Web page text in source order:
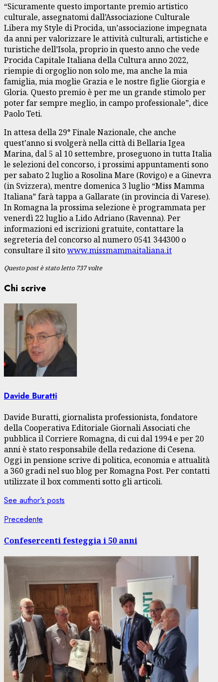
“Sicuramente questo importante premio artistico
culturale, assegnatomi dall’Associazione Culturale
Libera my Style di Procida, un’associazione impegnata
da anni per valorizzare le attività culturali, artistiche e
turistiche dell’Isola, proprio in questo anno che vede
Procida Capitale Italiana della Cultura anno 2022,
riempie di orgoglio non solo me, ma anche la mia
famiglia, mia moglie Grazia e le nostre figlie Giorgia e
Gloria. Questo premio è per me un grande stimolo per
poter far sempre meglio, in campo professionale”, dice
Paolo Teti.
In attesa della 29° Finale Nazionale, che anche
quest’anno si svolgerà nella città di Bellaria Igea
Marina, dal 5 al 10 settembre, proseguono in tutta Italia
le selezioni del concorso, i prossimi appuntamenti sono
per sabato 2 luglio a Rosolina Mare (Rovigo) e a Ginevra
(in Svizzera), mentre domenica 3 luglio “Miss Mamma
Italiana” farà tappa a Gallarate (in provincia di Varese).
In Romagna la prossima selezione è programmata per
venerdì 22 luglio a Lido Adriano (Ravenna). Per
informazioni ed iscrizioni gratuite, contattare la
segreteria del concorso al numero 0541 344300 o
consultare il sitowww.missmammaitaliana.it
Questo post è stato letto 737 volte
Chi scrive
Davide Buratti
Davide Buratti, giornalista professionista, fondatore
della Cooperativa Editoriale Giornali Associati che
pubblica il Corriere Romagna, di cui dal 1994 e per 20
anni è stato responsabile della redazione di Cesena.
Oggi in pensione scrive di politica, economia e attualità
a 360 gradi nel suo blog per Romagna Post. Per contatti
utilizzate il box commenti sotto gli articoli.
See author's posts
Navigazione
articolo
Precedente
Confesercenti festeggia i 50 anni